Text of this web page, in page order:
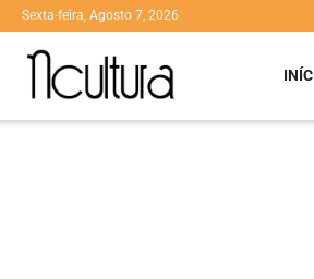
Sexta-feira, Agosto 7, 2026